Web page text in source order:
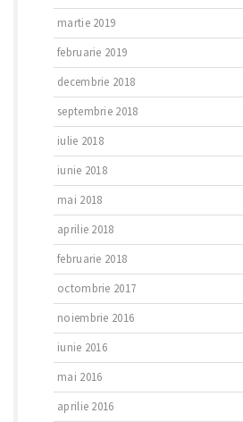
martie 2019
februarie 2019
decembrie 2018
septembrie 2018
iulie 2018
iunie 2018
mai 2018
aprilie 2018
februarie 2018
octombrie 2017
noiembrie 2016
iunie 2016
mai 2016
aprilie 2016